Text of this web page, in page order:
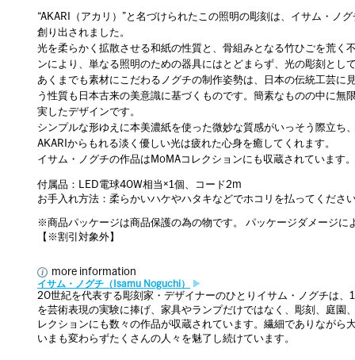
“AKARI（アカリ）”と名づけられたこの照明の彫刻は、イサム・
創り出されました。
光を柔らかく拡散させる和紙の性質と、骨組みとなる竹ひごを荒
ンにより、単なる照明のための器具にはとどまらず、光の彫刻とし
あくまでも素材にこだわるノグチの制作姿勢は、日本の伝統工芸に
う性質も日本古来の美意識に基づくものです。簡素なものの中に
実したデザインです。
シンプルな形ゆえに本美濃紙を使った微妙な質感がいっそう際立
AKARIからもれる淡く優しい光は疲れた心身を癒してくれます。
イサム・ノグチの作品はMoMAコレクションにも収蔵されています
付属品：LED電球40W相当×1個、コード2m
お手入れ方法：柔らかいハケやハタキなどでホコリを払ってくださ
※商品パッケージは商品保護の為の物です。 パッケージダメージに
【※割引対象外】
more information
イサム・ノグチ（Isamu Noguchi）
20世紀を代表する彫刻家・デザイナーのひとりイサム・ノグチは
を芸術表現の実験に捧げ、家具やランプだけではなく、彫刻、庭
レクションにも数々の作品が収蔵されています。繊細でありなが
いまも変わらずたくさんの人々を魅了し続けています。